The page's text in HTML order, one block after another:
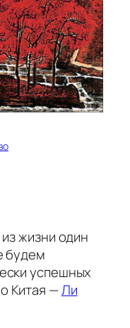
жизни один
будем
успешных
Китая —Ли